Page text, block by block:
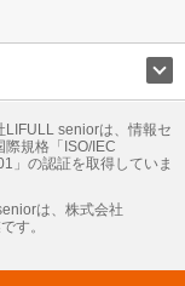
マの就労支援
暮らし情報
アドバイザー
LIFULL seniorは、情報セ
規格「ISO/IEC
」の認証を取得していま
は、株式会社
す。